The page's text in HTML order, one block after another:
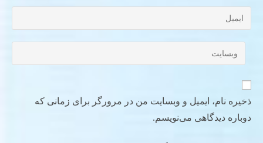
ذخیره نام، ایمیل و وبسایت من در مرورگر برای زمانی که
دوباره دیدگاهی می‌نویسم.